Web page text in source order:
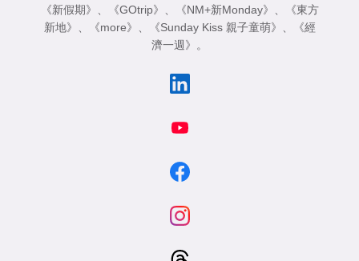
《新假期》 、 《GOtrip》 、 《NM+新Monday》 、
《東方
新地》 、 《more》 、 《Sunday Kiss 親子童萌》 、
《經
濟一週》 。